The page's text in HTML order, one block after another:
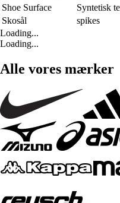
Shoe Surface
Syntetisk
Skosål
spikes
Loading...
Loading...
Alle vores mærker